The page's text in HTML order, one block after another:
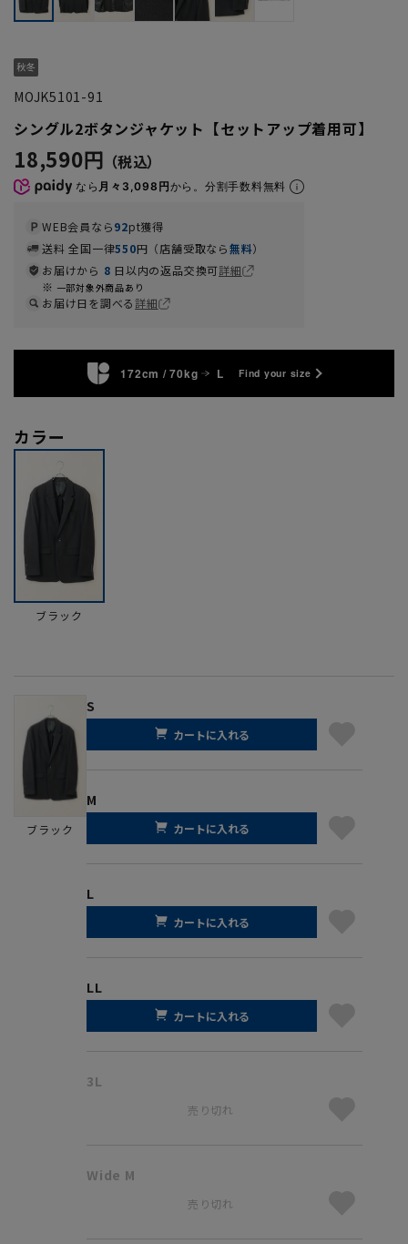
MOJK5101-91
シングル2ボタンジャケット【セットアップ着用可】
18,590円
なら 月々3,098円から。分割手数料無料
WEB会員なら92pt獲得
送料 全国一律550円（店舗受取なら無料）
お届けから 8 日以内の返品交換可詳細
一部対象外商品あり
お届け日を調べる詳細
172cm / 70kg L Find your size
カラー
ブラック
ブラック
S
カートに入れる
M
カートに入れる
L
カートに入れる
LL
カートに入れる
3L
売り切れ
Wide M
売り切れ